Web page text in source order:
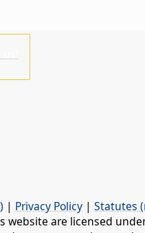
| Privacy Policy | Statutes
website are licensed